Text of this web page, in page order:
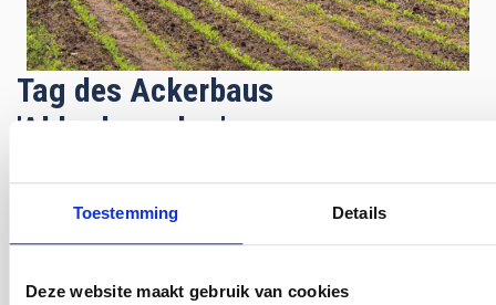
Toestemming Details
Deze website maakt gebruik van cookies
Tag des Ackerbaus
'Akkerbouwdag'
WUR Open Crops in Lelystad öffnet seine Türen für eine
Unternehmer, die vorankommen wollen.